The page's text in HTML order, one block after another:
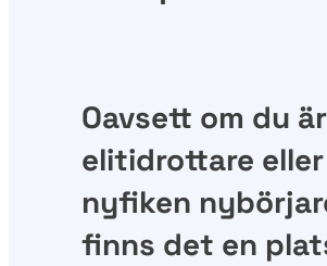
Oavsett om du
elitidrottare eller
nyfiken
finns det en